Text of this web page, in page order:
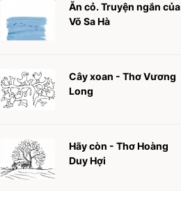
Ăn cỏ. Truyện ngắn của
Võ Sa Hà
Cây xoan - Thơ Vương
Long
Hãy còn - Thơ Hoàng
Duy Hợi